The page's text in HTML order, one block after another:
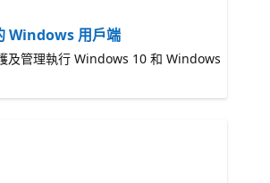
Windows 用戶端
及管理執行 Windows 10 和 Windows